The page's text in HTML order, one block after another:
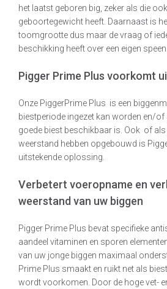
het laatst geboren big, zeker als die
geboortegewicht heeft. Daarnaast is
toomgrootte dus maar de vraag of
beschikking heeft over een eigen speen.
Pigger Prime Plus voorkomt
Onze PiggerPrime Plus is een
biestperiode ingezet kan worden en/
goede biest beschikbaar is. Ook of als
weerstand hebben opgebouwd is
uitstekende oplossing.
Verbetert voeropname en
weerstand van uw biggen
Pigger Prime Plus bevat specifieke
aandeel vitaminen en sporen
van uw jonge biggen maximaal
Prime Plus smaakt en ruikt net als
wordt voorkomen. Door de hoge vet-